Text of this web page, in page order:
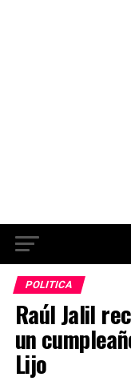
POLITICA
Raúl Jalil
un
Lijo